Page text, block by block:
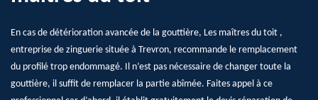
En cas de détérioration avancée de la gouttière, Les maîtres du toit ,
entreprise de zinguerie située à Trevron, recommande le remplacement
du profilé trop endommagé. Il n’est pas nécessaire de changer toute la
gouttière, il suffit de remplacer la partie abîmée. Faites appel à ce